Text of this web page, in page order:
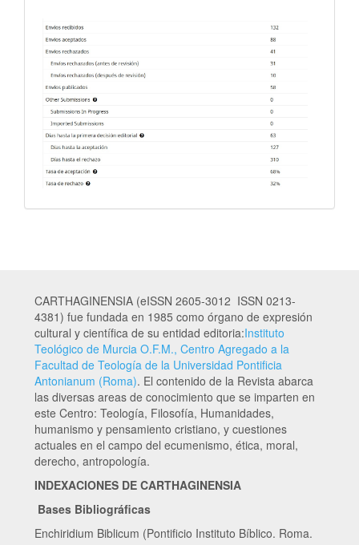
CARTHAGINENSIA (eISSN 2605-3012 ISSN 0213-
4381) fue fundada en 1985 como órgano de expresión
cultural y científica de su entidad editoria:Instituto
Teológico de Murcia O.F.M., Centro Agregado a la
Facultad de Teología de la Universidad Pontificia
Antonianum (Roma). El contenido de la Revista abarca
las diversas areas de conocimiento que se imparten en
este Centro: Teología, Filosofía, Humanidades,
humanismo y pensamiento cristiano, y cuestiones
actuales en el campo del ecumenismo, ética, moral,
derecho, antropología.
INDEXACIONES DE CARTHAGINENSIA
Bases Bibliográficas
Enchiridium Biblicum (Pontificio Instituto Bíblico. Roma.